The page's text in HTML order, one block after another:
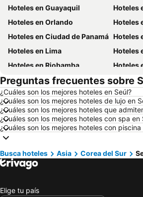
Hoteles en Guayaquil
Hoteles
Hoteles en Orlando
Hoteles
Hoteles en Ciudad de Panamá Hoteles
Hoteles en Lima
Hoteles
Hoteles en Riobamba
Hoteles
Hoteles en Puerto López
Hoteles
Hoteles en Miami
Hoteles
Hoteles en Ambato
Hoteles
Hoteles en Lisboa
Hoteles
Hoteles en Oporto
Hoteles en Panamá
Hoteles
Hoteles en Curazao
Hoteles en Campania
Preguntas frecuentes sobre
¿Cuáles son los mejores hoteles en Seúl?
¿Cuáles son los mejores hoteles de lujo en
¿Cuáles son los mejores hoteles que
¿Cuáles son los mejores hoteles con spa en
¿Cuáles son los mejores hoteles con piscina
Busca hoteles Asia Corea del Sur
Elige tu país